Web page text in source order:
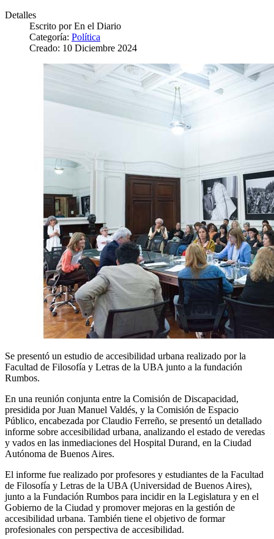
Detalles
Escrito porEn el Diario
Categoría: Política
Creado: 10 Diciembre 2024
Se presentó un estudio de accesibilidad urbana realizado por la
Facultad de Filosofía y Letras de la UBA junto a la fundación
Rumbos.
En una reunión conjunta entre la Comisión de Discapacidad,
presidida por Juan Manuel Valdés, y la Comisión de Espacio
Público, encabezada por Claudio Ferreño, se presentó un detallado
informe sobre accesibilidad urbana, analizando el estado de veredas
y vados en las inmediaciones del Hospital Durand, en la Ciudad
Autónoma de Buenos Aires.
El informe fue realizado por profesores y estudiantes de la Facultad
de Filosofía y Letras de la UBA (Universidad de Buenos Aires),
junto a la Fundación Rumbos para incidir en la Legislatura y en el
Gobierno de la Ciudad y promover mejoras en la gestión de
accesibilidad urbana. También tiene el objetivo de formar
profesionales con perspectiva de accesibilidad.